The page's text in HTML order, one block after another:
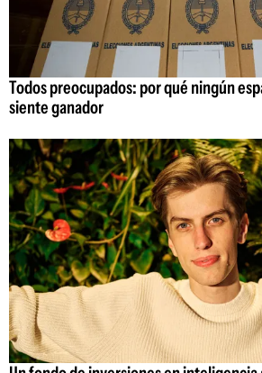
Todos preocupados: por qué ningún
siente ganador